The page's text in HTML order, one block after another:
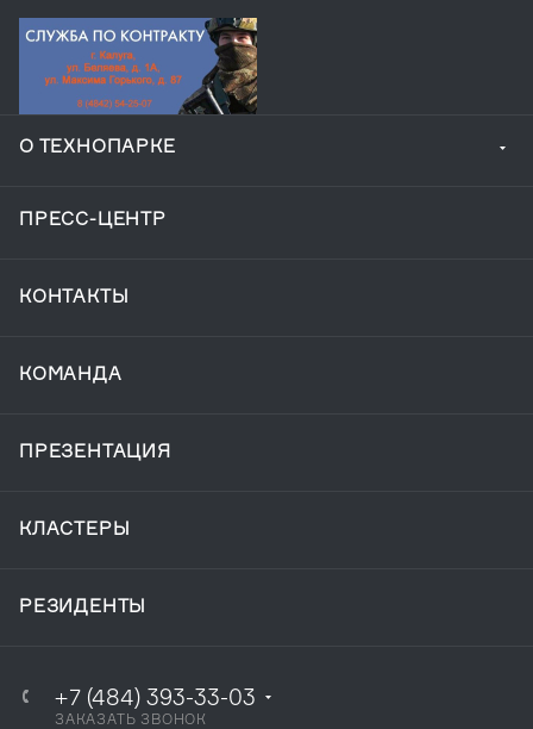
О ТЕХНОПАРКЕ
ПРЕСС-ЦЕНТР
КОНТАКТЫ
КОМАНДА
ПРЕЗЕНТАЦИЯ
КЛАСТЕРЫ
РЕЗИДЕНТЫ
+7 (484) 393-33-03
ЗАКАЗАТЬ ЗВОНОК